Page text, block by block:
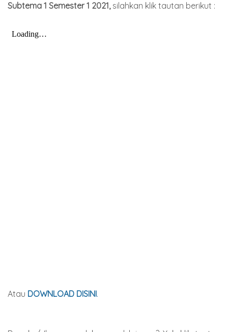
Subtema 1 Semester 1 2021, silahkan klik tautan berikut :
Atau DOWNLOAD DISINI.